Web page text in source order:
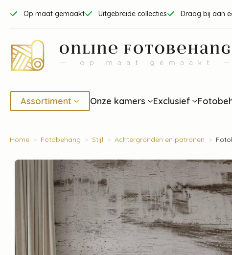
Op maat gemaakt Uitgebreide collecties Draag bij aan
Assortiment Onze kamers Exclusief
Home Fotobehang Stijl Achtergronden en patronen